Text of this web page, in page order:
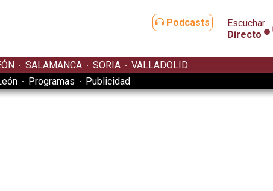
Podcasts
Escuchar
Directo
SALAMANCA SORIA
VALLADOLID
Programas Publicidad